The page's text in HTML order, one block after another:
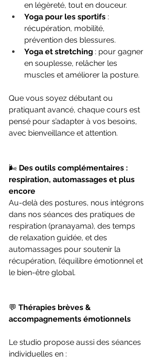
en légèreté, tout en douceur.
Yoga pour les sportifs :
récupération, mobilité,
prévention des blessures.
Yoga et stretching : pour gagner
en souplesse, relâcher les
muscles et améliorer la posture.
Que vous soyez débutant ou
pratiquant avancé, chaque cours est
pensé pour s’adapter à vos besoins,
avec bienveillance et attention.
🌬️ Des outils complémentaires :
respiration, automassages et plus
encore
Au-delà des postures, nous intégrons
dans nos séances des pratiques de
respiration (pranayama), des temps
de relaxation guidée, et des
automassages pour soutenir la
récupération, l’équilibre émotionnel et
le bien-être global.
💬 Thérapies brèves &
accompagnements émotionnels
Le studio propose aussi des séances
individuelles en :